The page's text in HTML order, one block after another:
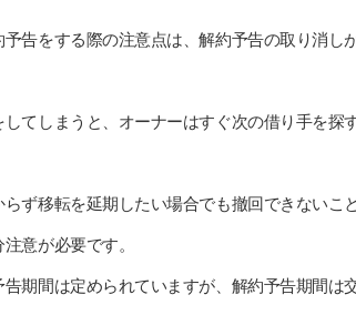
予告をする際の注意点は、解約予告の取り消し
てしまうと、オーナーはすぐ次の借り手を探
ず移転を延期したい場合でも撤回できないこ
意が必要です。
期間は定められていますが、解約予告期間は